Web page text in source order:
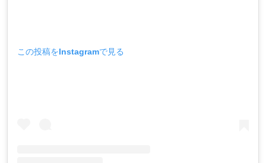
この投稿をInstagramで見る